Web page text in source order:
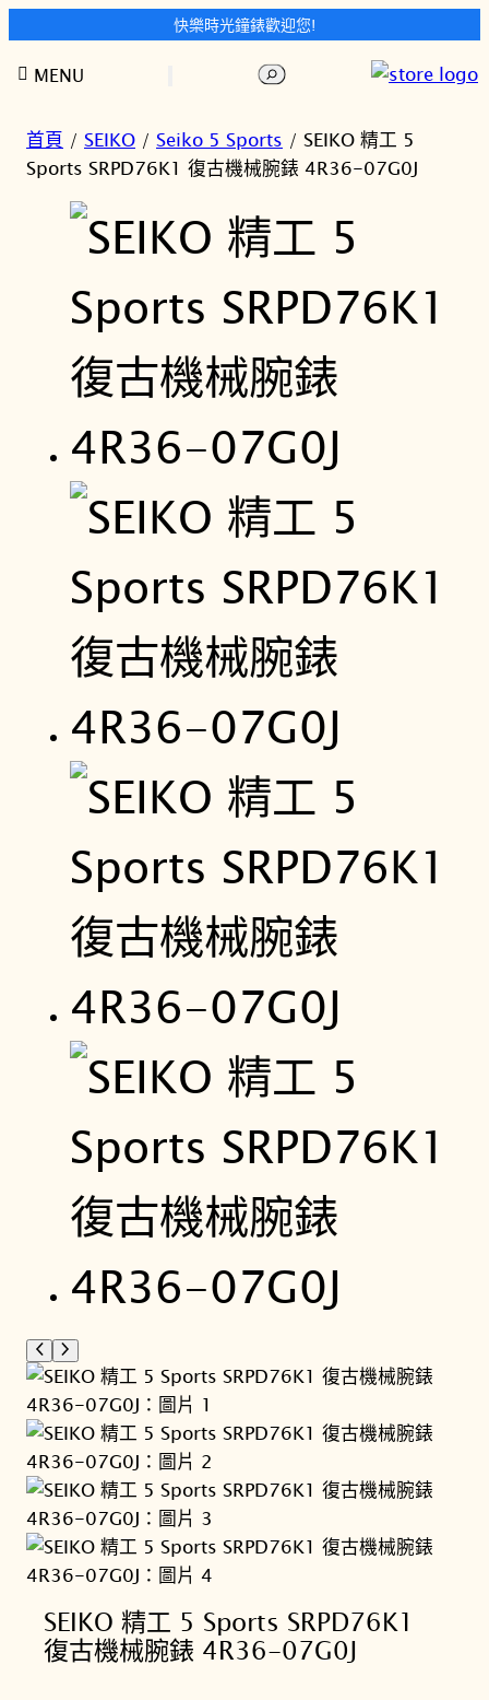
快樂時光鐘錶歡迎您!
至
搜
MENU
首頁 / SEIKO / Seiko 5 Sports / SEIKO 精工 5
Sports SRPD76K1 復古機械腕錶 4R36-07G0J
SEIKO 精工 5 Sports SRPD76K1
復古機械腕錶 4R36-07G0J